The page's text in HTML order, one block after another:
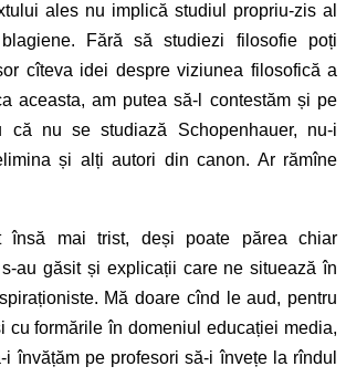
ales nu implică studiul propriu-zis al
Fără să studiezi filosofie poți
cîteva idei despre viziunea filosofică a
aceasta, am putea să-l contestăm și pe
că nu se studiază Schopenhauer, nu-i
și alți autori din canon. Ar rămîne
mai trist, deși poate părea chiar
au găsit și explicații care ne situează în
Mă doare cînd le aud, pentru
cu formările în domeniul educației media,
i învățăm pe profesori să-i învețe la rîndul